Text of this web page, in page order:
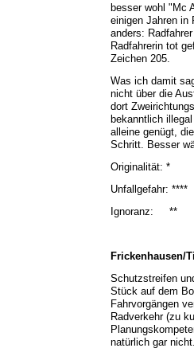
besser wohl "Mc
einigen Jahren in
anders:
Radfahrerin tot
Zeichen 205.
Was ich damit
nicht über die
dort
bekanntlich
alleine genügt,
Schritt. Besser
Originalität: *
Unfallgefahr: ****
Ignoranz: **
Frickenhausen/
Schutzstreifen
Stück auf dem
Fahrvorgängen
Radverkehr (zu
natürlich gar nicht.